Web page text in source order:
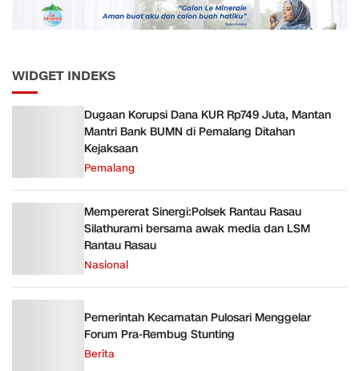
WIDGET INDEKS
Dugaan Korupsi Dana KUR Rp749 Juta, Mantan
Mantri Bank BUMN di Pemalang Ditahan
Kejaksaan
Pemalang
Mempererat Sinergi:Polsek Rantau Rasau
Silathurami bersama awak media dan LSM
Rantau Rasau
Nasional
Pemerintah Kecamatan Pulosari Menggelar
Forum Pra-Rembug Stunting
Berita